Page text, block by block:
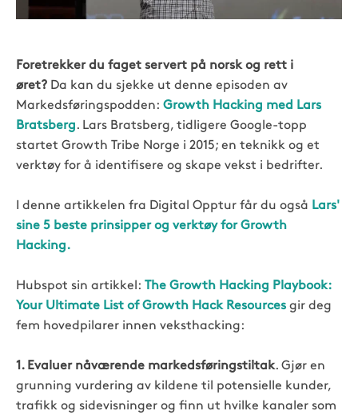
Foretrekker du faget servert på norsk og rett i
øret? Da kan du sjekke ut denne episoden av
Markedsføringspodden: Growth Hacking med Lars
Bratsberg . Lars Bratsberg, tidligere Google-topp
startet Growth Tribe Norge i 2015; en teknikk og et
verktøy for å identifisere og skape vekst i bedrifter.
I denne artikkelen fra Digital Opptur får du også Lars'
sine 5 beste prinsipper og verktøy for Growth
Hacking.
Hubspot sin artikkel: The Growth Hacking Playbook:
Your Ultimate List of Growth Hack Resources gir deg
fem hovedpilarer innen veksthacking:
1. Evaluer nåværende markedsføringstiltak. Gjør en
grunning vurdering av kildene til potensielle kunder,
trafikk og sidevisninger og finn ut hvilke kanaler som